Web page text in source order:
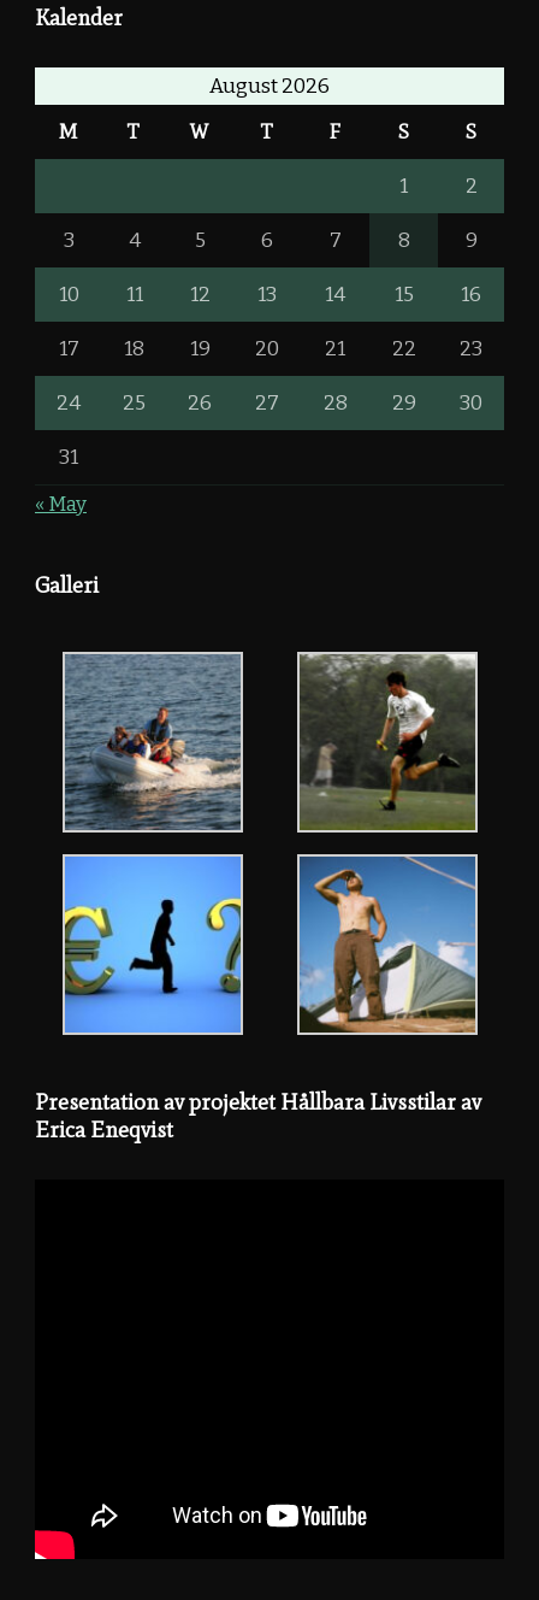
Kalender
August 2026
M T W T F S S
1 2
3 4 5 6 7 8 9
10 11 12 13 14 15 16
17 18 19 20 21 22 23
24 25 26 27 28 29 30
31
« May
Galleri
Presentation av projektet Hållbara Livsstilar av
Erica Eneqvist